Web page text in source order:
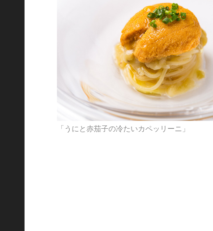
「うにと赤茄子の冷たいカペッリーニ」